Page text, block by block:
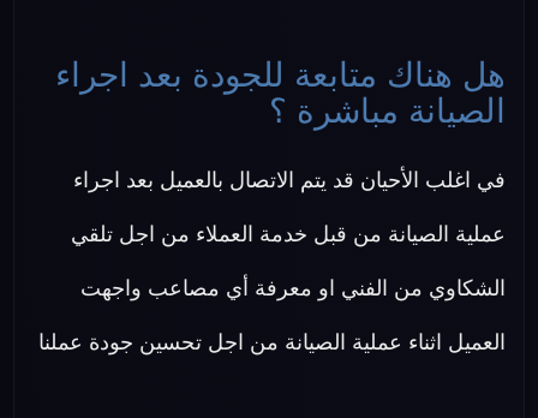
هل هناك متابعة للجودة بعد اجراء
الصيانة مباشرة ؟
في اغلب الأحيان قد يتم الاتصال بالعميل بعد اجراء
عملية الصيانة من قبل خدمة العملاء من اجل تلقي
الشكاوي من الفني او معرفة أي مصاعب واجهت
العميل اثناء عملية الصيانة من اجل تحسين جودة عملنا